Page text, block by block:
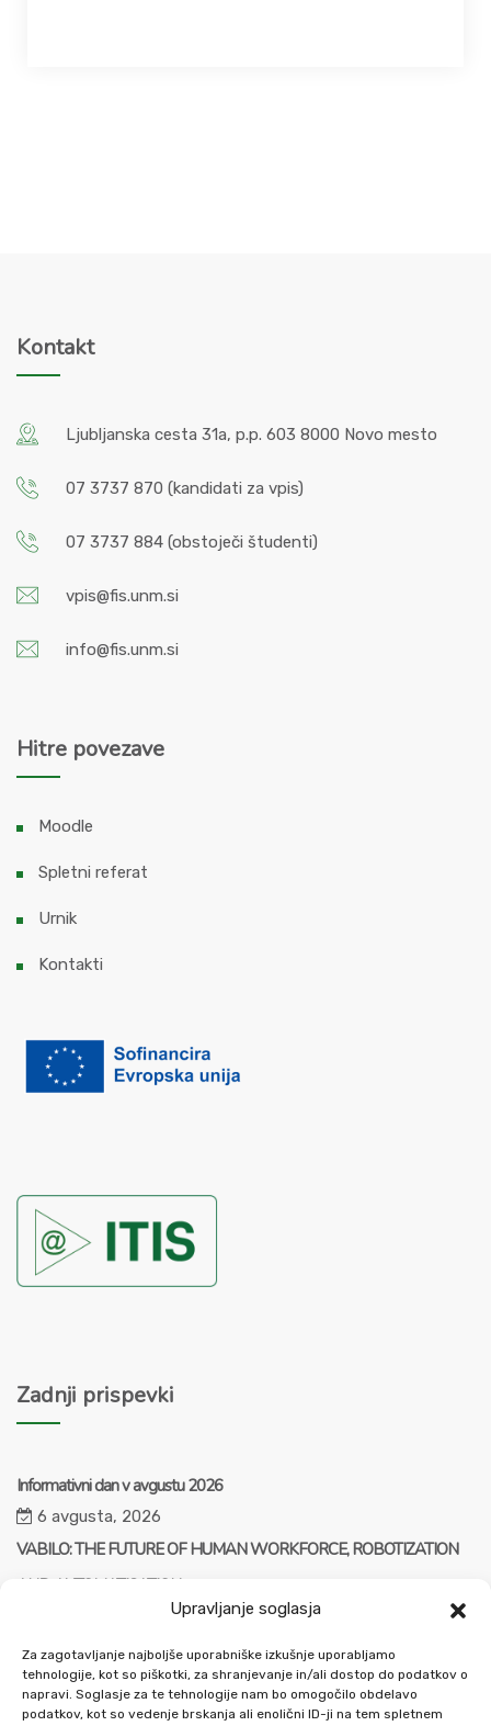
Upravljanje soglasja
Za zagotavljanje najboljše uporabniške izkušnje uporabljamo
tehnologije, kot so piškotki, za shranjevanje in/ali dostop do podatkov o
napravi. Soglasje za te tehnologije nam bo omogočilo obdelavo
podatkov, kot so vedenje brskanja ali enolični ID-ji na tem spletnem
Kontakt
Ljubljanska cesta 31a, p.p. 603 8000 Novo mesto
07 3737 870 (kandidati za vpis)
07 3737 884 (obstoječi študenti)
vpis@fis.unm.si
info@fis.unm.si
Hitre povezave
Moodle
Spletni referat
Urnik
Kontakti
Zadnji prispevki
Informativni dan v avgustu 2026
6 avgusta, 2026
VABILO: THE FUTURE OF HUMAN WORKFORCE, ROBOTIZATION
AND AUTOMATISATION
ZAPOSLITEV: Pravnik – vodja enote v visokošolski dejavnosti (m/ž)
21 julija, 2026